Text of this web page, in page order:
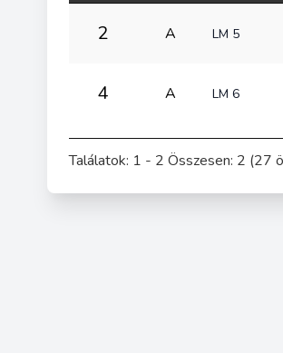
2 A LM 5
4 A LM 6
Találatok: 1 - 2 Összesen: 2 (27